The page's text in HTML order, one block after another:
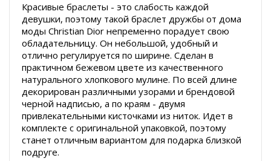
Красивые браслеты - это слабость каждой
девушки, поэтому такой браслет дружбы от дома
моды Christian Dior непременно порадует свою
обладательницу. Он небольшой, удобный и
отлично регулируется по ширине. Сделан в
практичном бежевом цвете из качественного
натурального хлопкового мулине. По всей длине
декорирован различными узорами и брендовой
черной надписью, а по краям - двумя
привлекательными кисточками из ниток. Идет в
комплекте с оригинальной упаковкой, поэтому
станет отличным вариантом для подарка близкой
подруге.